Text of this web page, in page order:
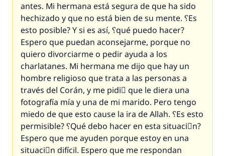
antes. Mi hermana está segura de que ha sido
hechizado y que no está bien de su mente. ؟Es
esto posible? Y si es así, ؟qué puedo hacer?
Espero que puedan aconsejarme, porque no
quiero divorciarme o pedir ayuda a los
charlatanes. Mi hermana me dijo que hay un
hombre religioso que trata a las personas a
través del Corán, y me pidiَ que le diera una
fotografía mía y una de mi marido. Pero tengo
miedo de que esto cause la ira de Allah. ؟Es esto
permisible? ؟Qué debo hacer en esta situaciَn?
Espero que me ayuden porque estoy en una
situaciَn difícil. Espero que me respondan